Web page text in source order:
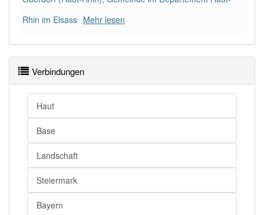
Rhin im Elsass Mehr lesen
Verbindungen
Haut
Base
Landschaft
Steiermark
Bayern